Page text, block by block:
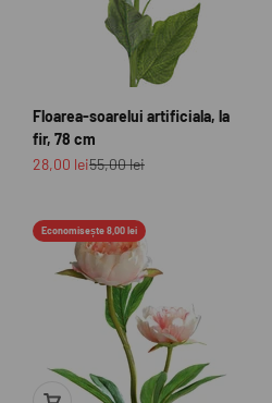
Floarea-soarelui artificiala, la
fir, 78 cm
Preț redus
28,00 leiPreț normal
55,00 lei
Economisește 8,00 lei